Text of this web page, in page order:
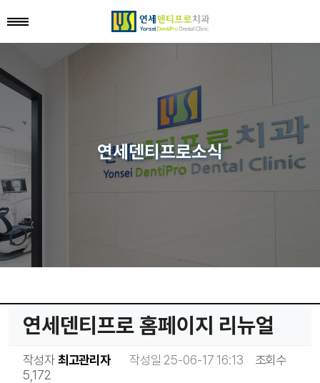
연세덴티프로소식
연세덴티프로 홈페이지 리뉴얼
작성자최고관리자 작성일 25-06-17 16:13 조회수
5,172